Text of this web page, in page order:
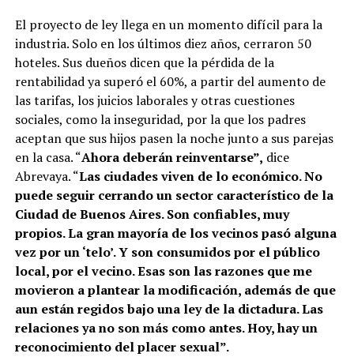
El proyecto de ley llega en un momento difícil para la
industria. Solo en los últimos diez años, cerraron 50
hoteles. Sus dueños dicen que la pérdida de la
rentabilidad ya superó el 60%, a partir del aumento de
las tarifas, los juicios laborales y otras cuestiones
sociales, como la inseguridad, por la que los padres
aceptan que sus hijos pasen la noche junto a sus parejas
en la casa. “Ahora deberán reinventarse”, dice
Abrevaya. “Las ciudades viven de lo económico. No
puede seguir cerrando un sector característico de la
Ciudad de Buenos Aires. Son confiables, muy
propios. La gran mayoría de los vecinos pasó alguna
vez por un ‘telo’. Y son consumidos por el público
local, por el vecino. Esas son las razones que me
movieron a plantear la modificación, además de que
aun están regidos bajo una ley de la dictadura. Las
relaciones ya no son más como antes. Hoy, hay un
reconocimiento del placer sexual”.